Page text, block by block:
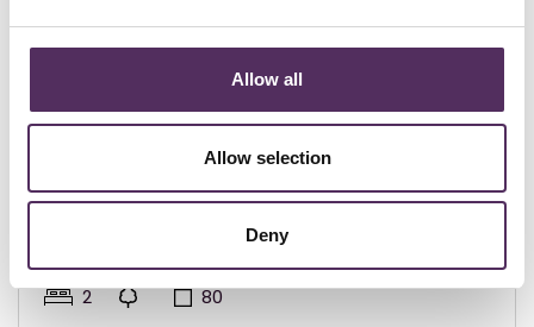
Allow all
Allow selection
Deny
Apartment in Rojales (La Marquesa,
2 80